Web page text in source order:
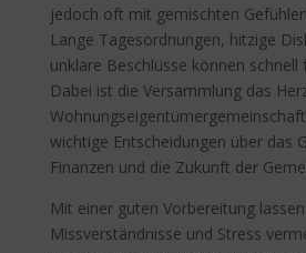
jedoch oft mit gemischten
Lange Tagesordnungen, hitzige
unklare Beschlüsse können schnell
Dabei ist die Versammlung das
wichtige Entscheidungen über das
Finanzen und die Zukunft der
Mit einer guten Vorbereitung
Missverständnisse und Stress